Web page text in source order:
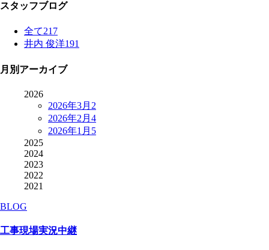
スタッフブログ
全て217
井内 俊洋191
月別アーカイブ
2026
2026年3月 2
2026年2月 4
2026年1月 5
2025
2024
2023
2022
2021
BLOG
工事現場実況中継